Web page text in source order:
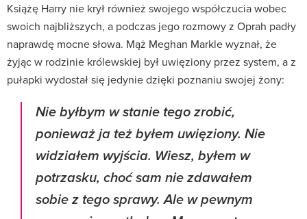
Książę Harry nie krył również swojego współczucia wobec
swoich najbliższych, a podczas jego rozmowy z Oprah padły
naprawdę mocne słowa. Mąż Meghan Markle wyznał, że
żyjąc w rodzinie królewskiej był uwięziony przez system, a z
pułapki wydostał się jedynie dzięki poznaniu swojej żony:
Nie byłbym w stanie tego zrobić,
ponieważ ja też byłem uwięziony. Nie
widziałem wyjścia. Wiesz, byłem w
potrzasku, choć sam nie zdawałem
sobie z tego sprawy. Ale w pewnym